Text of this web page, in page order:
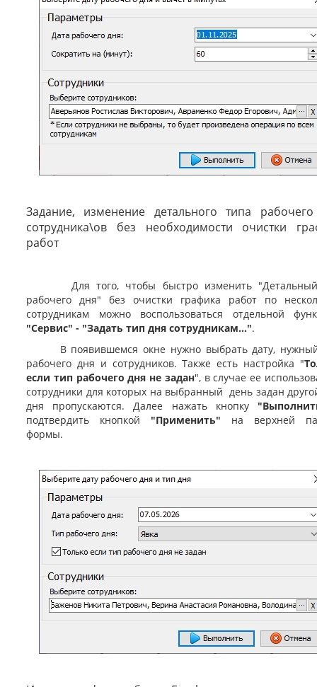
Задание, изменение детального типа
сотрудника\ов без необходимости очистки
работ
Для того, чтобы быстро изменить
рабочего дня" без очистки графика работ по
сотрудникам можно воспользоваться отдельной
"Сервис" - "Задать тип дня сотрудникам...".
В появившемся окне нужно выбрать дату,
рабочего дня и сотрудников. Также есть настройка "
если тип рабочего дня не задан", в случае ее
сотрудники для которых на выбранный день задан
дня пропускаются. Далее нажать кнопку
подтвердить кнопкой "Применить" на верхней
формы.